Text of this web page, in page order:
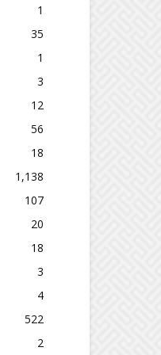
1
35
1
3
12
56
18
1,138
107
20
18
3
4
522
2